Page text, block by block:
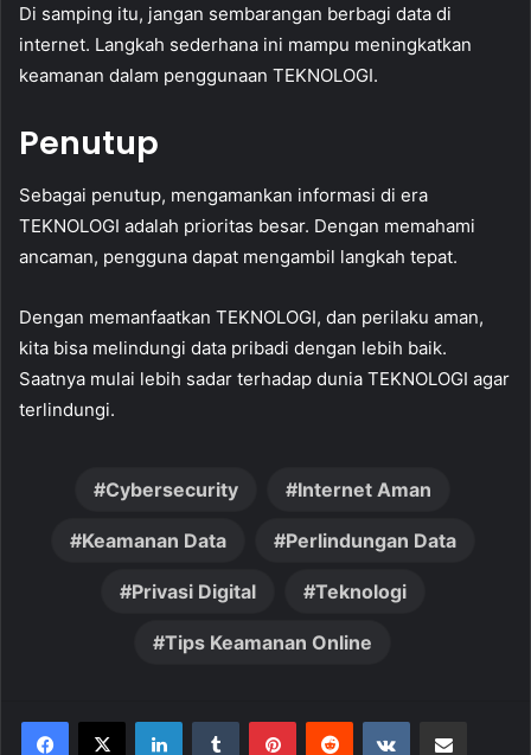
Di samping itu, jangan sembarangan berbagi data di
internet. Langkah sederhana ini mampu meningkatkan
keamanan dalam penggunaan TEKNOLOGI.
Penutup
Sebagai penutup, mengamankan informasi di era
TEKNOLOGI adalah prioritas besar. Dengan memahami
ancaman, pengguna dapat mengambil langkah tepat.
Dengan memanfaatkan TEKNOLOGI, dan perilaku aman,
kita bisa melindungi data pribadi dengan lebih baik.
Saatnya mulai lebih sadar terhadap dunia TEKNOLOGI agar
terlindungi.
Cybersecurity Internet Aman
Keamanan Data Perlindungan Data
Privasi Digital Teknologi
Tips Keamanan Online
LinkedInTumblr PinterestReddit VKontakte